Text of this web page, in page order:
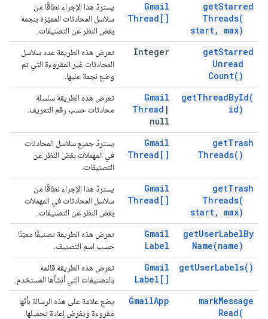
getStarred
Threads(
start, max)
Gmail
Thread[]
يستردّ هذا الإجراء نطاقًا من
سلاسل المحادثات المميّزة بنجمة
بغض النظر عن التصنيفات.
getStarred
Unread
Count( )
Integer
تعرض هذه الطريقة عدد سلاسل
المحادثات غير المقروءة التي تم
وضع نجمة عليها.
getThreadById(
id)
Gmail
Thread |
null
تعرض هذه الطريقة سلسلة
محادثات حسب رقم التعريف.
getTrash
Threads( )
Gmail
Thread[]
يستردّ جميع سلاسل المحادثات
في المهملات بغض النظر عن
التصنيفات.
getTrash
Threads(
start, max)
Gmail
Thread[]
يستردّ هذا الإجراء نطاقًا من
سلاسل المحادثات في المهملات
بغض النظر عن التصنيفات.
getUserLabelBy
Name(name)
Gmail
Label
تعرض هذه الطريقة تصنيفًا معيّنًا
حسب اسم التصنيف.
getUserLabels( )
Gmail
Label[]
تعرض هذه الطريقة قائمة
بالتصنيفات التي أنشأها المستخدم.
markMessage
Read(
GmailApp
يضع علامة على هذه الرسالة بأنّها
مقروءة ويفرض إعادة تحميلها.